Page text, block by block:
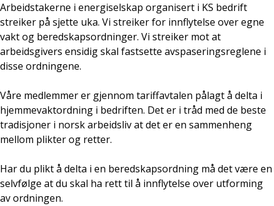
Arbeidstakerne i energiselskap organisert i KS bedrift
streiker på sjette uka. Vi streiker for innflytelse over egne
vakt og beredskapsordninger. Vi streiker mot at
arbeidsgivers ensidig skal fastsette avspaseringsreglene i
disse ordningene.
Våre medlemmer er gjennom tariffavtalen pålagt å delta i
hjemmevaktordning i bedriften. Det er i tråd med de beste
tradisjoner i norsk arbeidsliv at det er en sammenheng
mellom plikter og retter.
Har du plikt å delta i en beredskapsordning må det være en
selvfølge at du skal ha rett til å innflytelse over utforming
av ordningen.